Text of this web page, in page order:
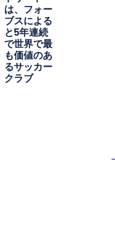
は、フォー
ブスによる
と5年連続
で世界で最
も価値のあ
るサッカー
クラブ